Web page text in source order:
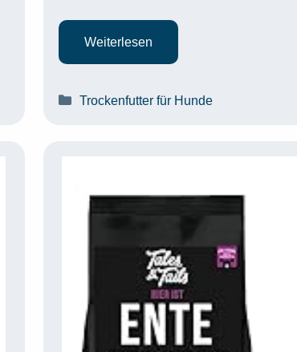
Weiterlesen
Kategorien
Trockenfutter für Hunde